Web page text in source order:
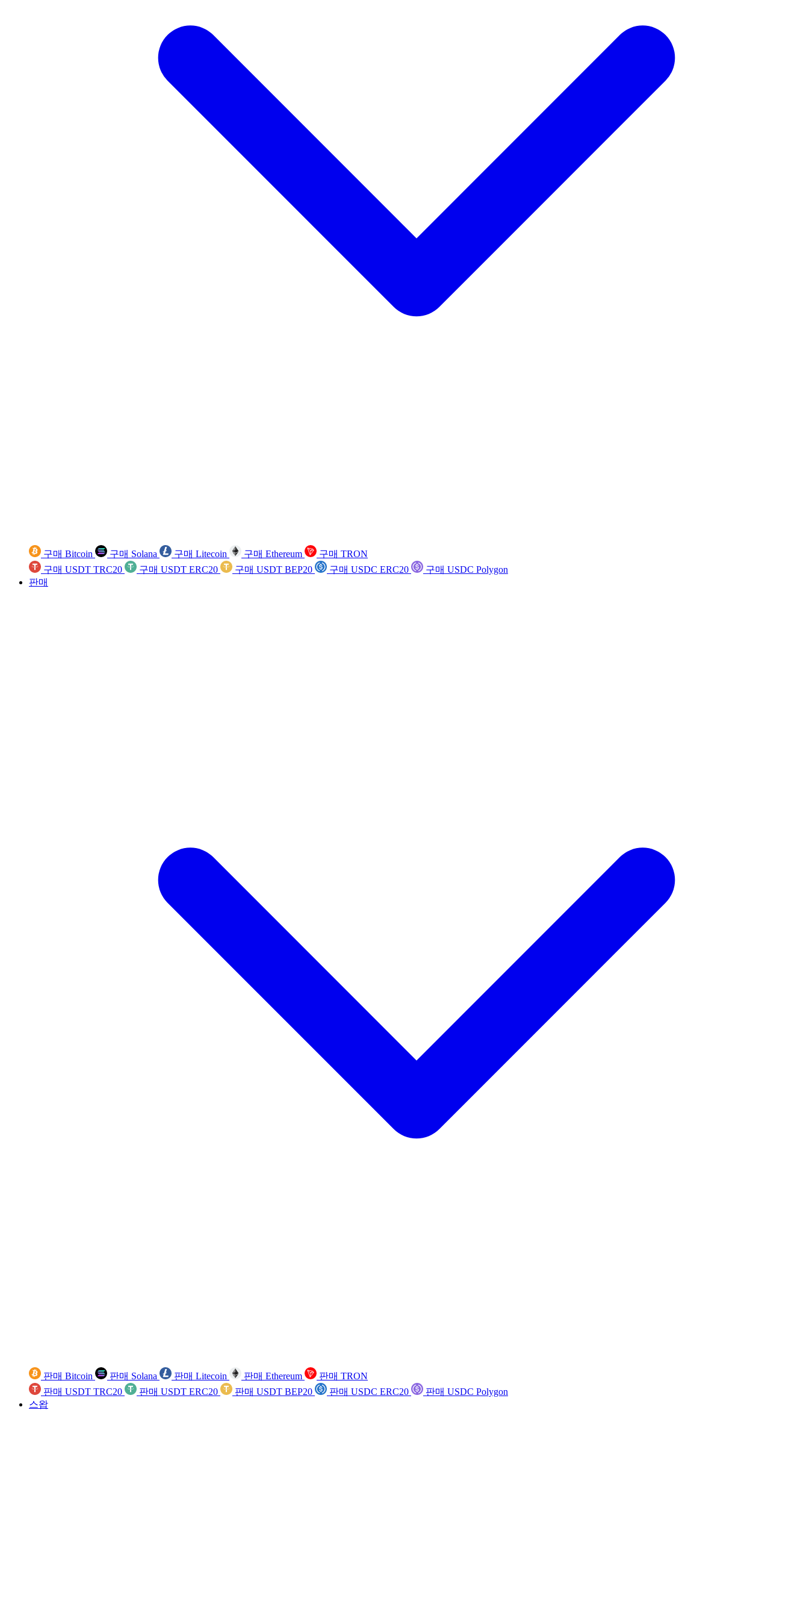
구매 Bitcoin 구매 Solana 구매 Litecoin 구매 Ethereum
구매 TRON
구매 USDT TRC20
구매 USDT ERC20 구매 USDT BEP20 구매 USDC ERC20
구매 USDC Polygon
판매
판매 Bitcoin 판매 Solana 판매 Litecoin 판매 Ethereum
판매 TRON
판매 USDT TRC20
판매 USDT ERC20 판매 USDT BEP20 판매 USDC ERC20
판매 USDC Polygon
스왑